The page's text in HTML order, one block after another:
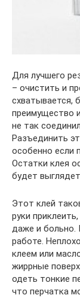
Для лучшего
– очистить и
схватывается,
преимущество
не так
Разъединить
особенно если
Остатки клея
будет
Этот клей
руки
даже и больно.
работе.
клеем или
жиррные
одеть тонкие
что перчатка